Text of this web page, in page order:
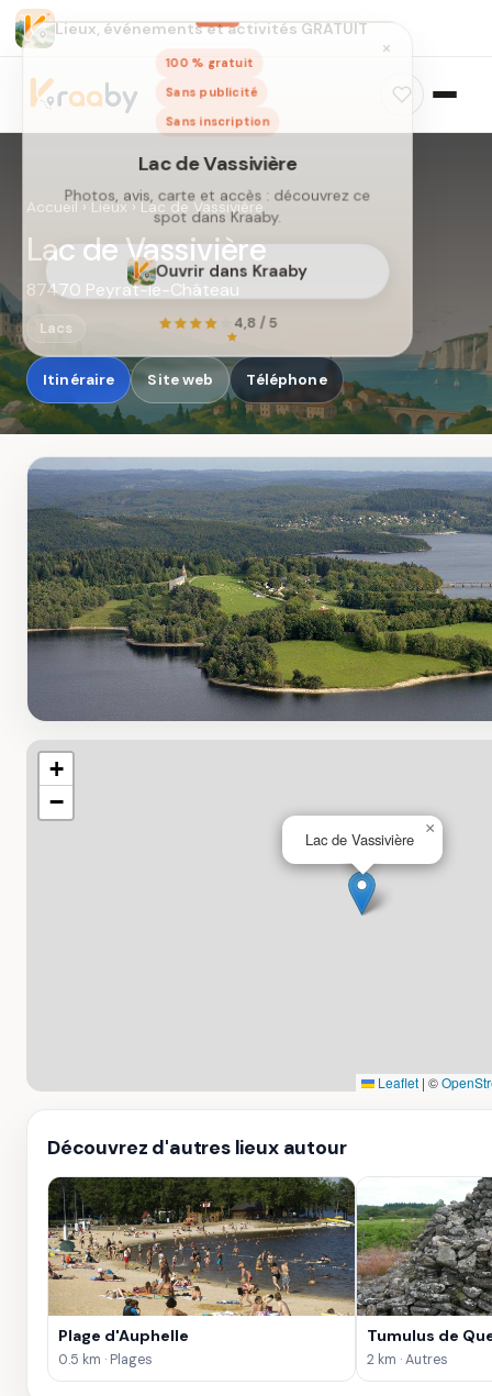
Lieux, événements et activités GRATUIT
×
100 % gratuit
Sans publicité
Sans inscription
Lac de Vassivière
Photos, avis, carte et accès : découvrez ce
spot dans Kraaby.
Ouvrir dans Kraaby
4,8 / 5
Accueil›Lieux›Lac de Vassivière
Lac de Vassivière
87470 Peyrat-le-Château
Lacs
Itinéraire Site web Téléphone
Lac de Vassivière
×
+
−
Leaflet | ©
Découvrez d'autres lieux autour
Plage d'Auphelle
0.5 km · Plages
Tumulus de
2 km · Autres